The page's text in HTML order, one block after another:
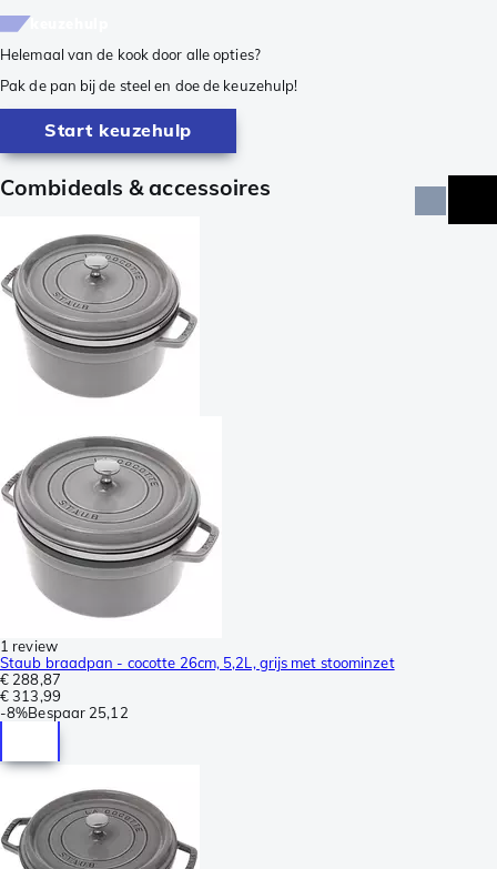
Helemaal van de kook door alle opties?
Pak de pan bij de steel en doe de keuzehulp!
Start keuzehulp
Combideals & accessoires
1 review
Staub braadpan - cocotte 26cm, 5,2L, grijs met stoominzet
€ 288,87
€ 313,99
-8%Bespaar 25,12